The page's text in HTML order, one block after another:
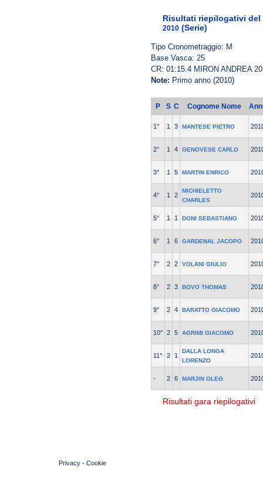
Risultati riepilogativi del
2010 (Serie)
Tipo Cronometraggio: M
Base Vasca: 25
CR: 01:15.4 MIRON ANDREA
Note: Primo anno (2010)
P S C Cognome Nome
1° 1 3 MANTESE PIETRO
2° 1 4 GENOVESE CARLO
3° 1 5 MARTIN ENRICO
4° 1 2
MICHIELETTO
CHARLES
5° 1 1 DONI SEBASTIANO
6° 1 6 GARDENAL JACOPO
7° 2 2 VOLANI GIULIO
8° 2 3 BOVO THOMAS
9° 2 4 BARATTO GIACOMO
10° 2 5 AGRIMI GIACOMO
11° 2 1
DALLA LONGA
LORENZO
- 2 6 MARJIN OLEG
Risultati gara riepilogativi
Privacy - Cookie